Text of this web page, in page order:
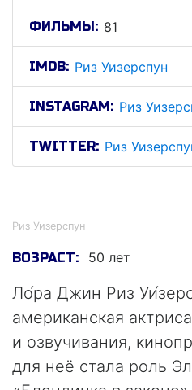
ФИЛЬМЫ: 81
IMDB: Риз Уизерспун
INSTAGRAM: Риз
TWITTER: Риз
Риз Уизерспун
ВОЗРАСТ: 50 лет
Ло́ра Джин Риз
американская
и озвучивания,
для неё стала роль